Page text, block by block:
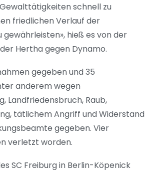
schnell zu
friedlichen Verlauf der
hieß es von der
Hertha gegen Dynamo.
gegeben und 35
anderem wegen
Landfriedensbruch, Raub,
tätlichem Angriff und Widerstand
gegeben. Vier
verletzt worden.
SC Freiburg in Berlin-Köpenick